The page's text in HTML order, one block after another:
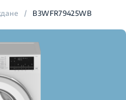
/ B3WFR79425WB